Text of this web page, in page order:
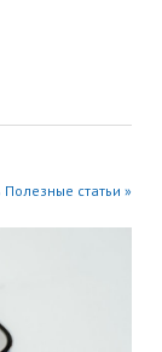
статьи »